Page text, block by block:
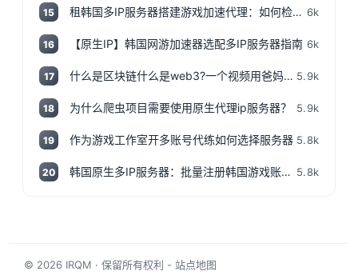
15 租韩国多IP服务器搭建游戏加速代理：如何检测IP地址是否为本地IP 6k
16 【原生IP】韩国网游加速器选配多IP服务器指南 6k
17 什么是区块链什么是web3?一个视频用爸妈都能听得懂的话说清楚,撸空投入门视频! 5.9k
18 为什么爬虫项目需要使用原生代理ip服务器？ 5.9k
19 作为游戏工作室开多账号代练如何选择服务器 5.8k
20 韩国原生多IP服务器：批量注册韩国游戏账号神器 5.8k
© 2026 IRQM · 保留所有权利 - 站点地图